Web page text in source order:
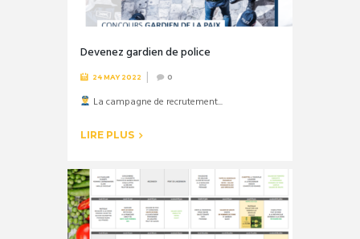
Devenez gardien de police
24 MAY 2022 0
La campagne de recrutement...
LIRE PLUS